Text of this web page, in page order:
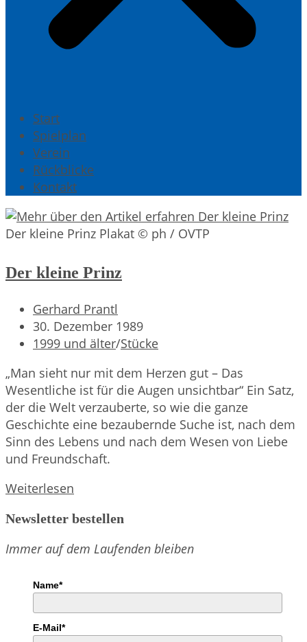
Start
Spielplan
Verein
Rückblicke
Kontakt
Der kleine Prinz Plakat © ph / OVTP
Der kleine Prinz
Beitrags-
Autor:
Gerhard Prantl
Beitrag
veröffentlicht:
30. Dezember 1989
Beitrags-
1999 und älter/Stücke
„Man sieht nur mit dem Herzen gut – Das
Wesentliche ist für die Augen unsichtbar“ Ein Satz,
der die Welt verzauberte, so wie die ganze
Geschichte eine bezaubernde Suche ist, nach dem
Sinn des Lebens und nach dem Wesen von Liebe
und Freundschaft.
Weiterlesen
Prinz
Newsletter bestellen
Immer auf dem Laufenden bleiben
Name*
E-Mail*